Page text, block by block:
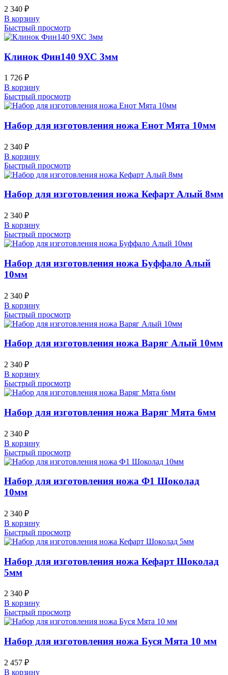
2 340 ₽
В корзину
Быстрый просмотр
Клинок Фин140 9ХС 3мм
1 726 ₽
В корзину
Быстрый просмотр
Набор для изготовления ножа Енот Мята 10мм
2 340 ₽
В корзину
Быстрый просмотр
Набор для изготовления ножа Кефарт Алый 8мм
2 340 ₽
В корзину
Быстрый просмотр
Набор для изготовления ножа Буффало Алый
10мм
2 340 ₽
В корзину
Быстрый просмотр
Набор для изготовления ножа Варяг Алый 10мм
2 340 ₽
В корзину
Быстрый просмотр
Набор для изготовления ножа Варяг Мята 6мм
2 340 ₽
В корзину
Быстрый просмотр
Набор для изготовления ножа Ф1 Шоколад
10мм
2 340 ₽
В корзину
Быстрый просмотр
Набор для изготовления ножа Кефарт Шоколад
5мм
2 340 ₽
В корзину
Быстрый просмотр
Набор для изготовления ножа Буся Мята 10 мм
2 457 ₽
В корзину